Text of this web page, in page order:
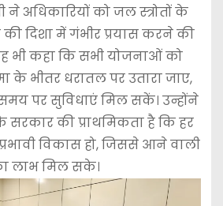
ने अधिकारियों को जल स्त्रोतों के
दिशा में गंभीर प्रयास करने की
भी कहा कि सभी योजनाओं को
के भीतर धरातल पर उतारा जाए,
पर सुविधाएं मिल सकें। उन्होंने
सरकार की प्राथमिकता है कि हर
विकास हो, जिससे आने वाली
लाभ मिल सके।